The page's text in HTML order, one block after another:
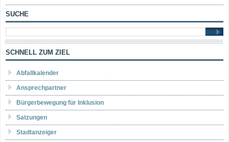
SUCHE
SCHNELL ZUM ZIEL
Abfallkalender
Ansprechpartner
Bürgerbewegung für Inklusion
Satzungen
Stadtanzeiger